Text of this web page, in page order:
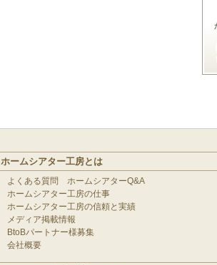
ホームシアター工房とは
よくある質問 ホームシアターQ&A
ホームシアター工房の仕事
ホームシアター工房の信頼と実績
メディア掲載情報
BtoBパートナー様募集
会社概要